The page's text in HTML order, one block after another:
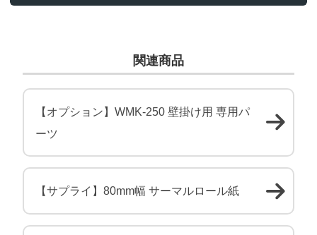
関連商品
【オプション】WMK-250 壁掛け用 専用パ
ーツ
【サプライ】80mm幅 サーマルロール紙